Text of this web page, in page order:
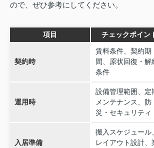
ので、ぜひ参考にしてください。
項目 チェックポイン
契約時
賃料条件、契約期
間、原状回復・解
条件
運用時
設備管理範囲、定
メンテナンス、防
災・セキュリティ
入居準備
搬入スケジュール、
レイアウト設計、